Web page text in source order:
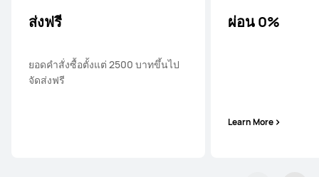
ส่งฟรี
ยอดคำสั่งซื้อตั้งแต่ 2500 บาทขึ้นไป
จัดส่งฟรี
ผ่อน 0%
Learn More